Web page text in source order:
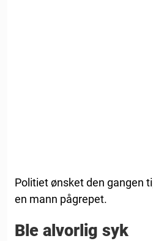
Politiet ønsket den gangen
en mann pågrepet.
Ble alvorlig syk